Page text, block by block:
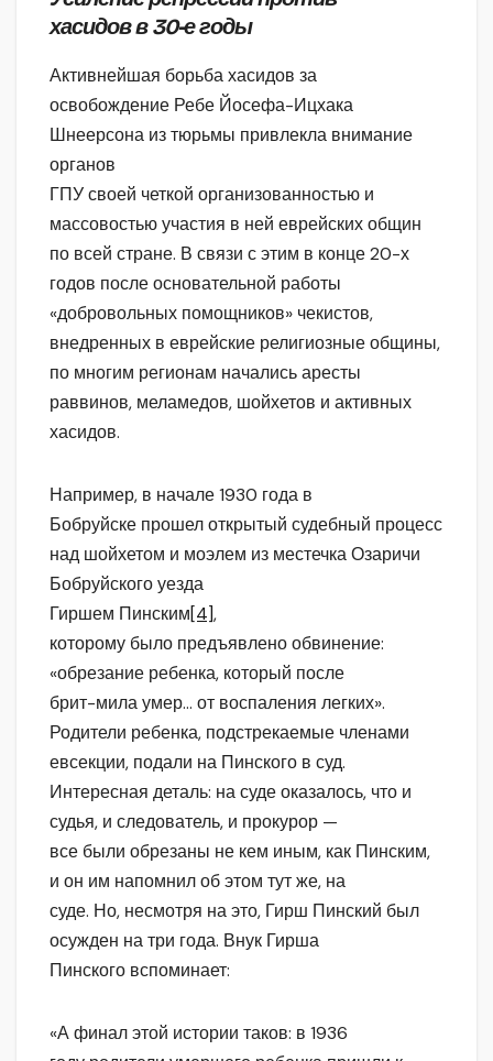
хасидов в 30-е годы
Активнейшая борьба хасидов за
освобождение Ребе Йосефа-Ицхака
Шнеерсона из тюрьмы привлекла внимание
органов
ГПУ своей четкой организованностью и
массовостью участия в ней еврейских общин
по всей стране. В связи с этим в конце 20-х
годов после основательной работы
«добровольных помощников» чекистов,
внедренных в еврейские религиозные общины,
по многим регионам начались аресты
раввинов, меламедов, шойхетов и активных
хасидов.
Например, в начале 1930 года в
Бобруйске прошел открытый судебный процесс
над шойхетом и моэлем из местечка Озаричи
Бобруйского уезда
Гиршем Пинским[4],
которому было предъявлено обвинение:
«обрезание ребенка, который после
брит-мила умер… от воспаления легких».
Родители ребенка, подстрекаемые членами
евсекции, подали на Пинского в суд.
Интересная деталь: на суде оказалось, что и
судья, и следователь, и прокурор —
все были обрезаны не кем иным, как Пинским,
и он им напомнил об этом тут же, на
суде. Но, несмотря на это, Гирш Пинский был
осужден на три года. Внук Гирша
Пинского вспоминает:
«А финал этой истории таков: в 1936